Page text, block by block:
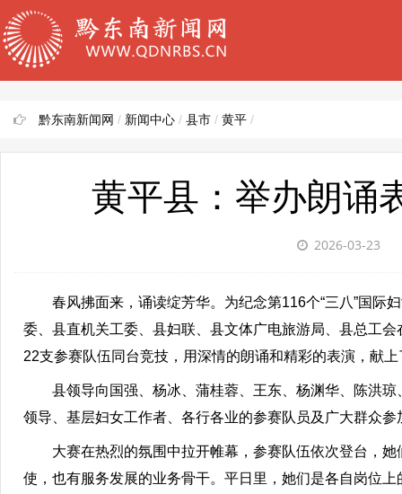
黔东南新闻网 / 新闻中心 / 县市 / 黄平 /
黄平县：举办朗诵
2026-03-23
春风拂面来，诵读绽芳华。为纪念第116个“三八”国际
委、县直机关工委、县妇联、县文体广电旅游局、县总工
22支参赛队伍同台竞技，用深情的朗诵和精彩的表演，献
县领导向国强、杨冰、蒲桂蓉、王东、杨渊华、陈洪琼
领导、基层妇女工作者、各行各业的参赛队员及广大群众参
大赛在热烈的氛围中拉开帷幕，参赛队伍依次登台，她
使，也有服务发展的业务骨干。平日里，她们是各自岗位